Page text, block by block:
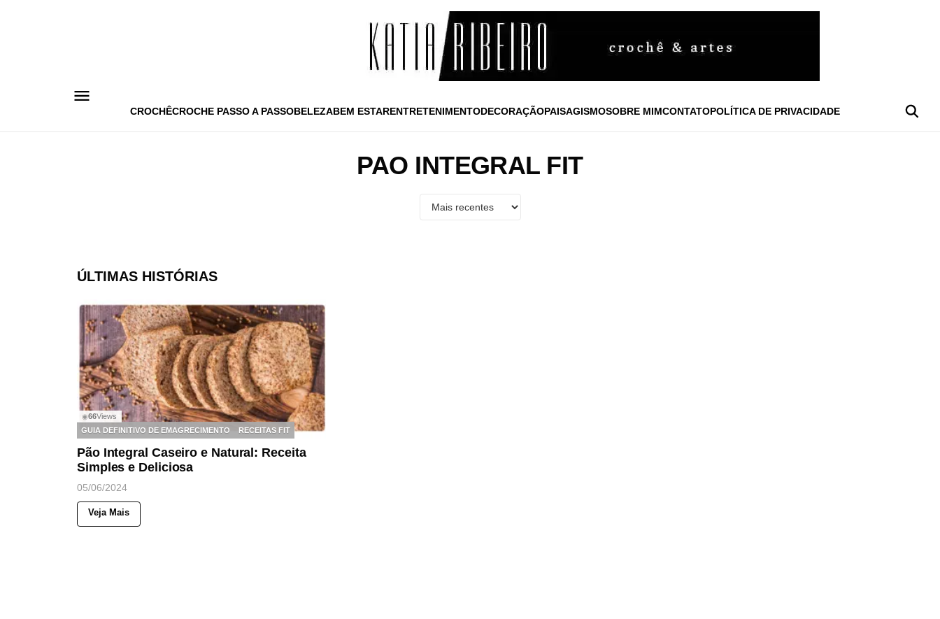
CROCHÊCROCHE PASSO A PASSOBELEZABEM ESTARENTRETENIMENTODECORAÇÃOPAISAGISMOSOBRE MIMCONTATOPOLÍTICA DE PRIVACIDADE
PAO INTEGRAL FIT
ÚLTIMAS HISTÓRIAS
◉66Views
GUIA DEFINITIVO DE EMAGRECIMENTO
RECEITAS FIT
Pão Integral Caseiro e Natural: Receita
Simples e Deliciosa
05/06/2024
Veja Mais